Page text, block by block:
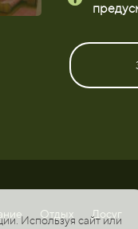
Отдых Досуг
Используя сайт или